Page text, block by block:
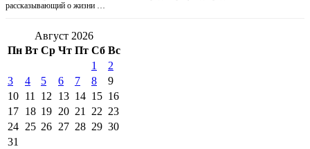
рассказывающий о жизни …
Август 2026
Пн Вт Ср Чт Пт Сб Вс
1
2
3
4 5 6 7 8
9
10 11 12 13 14 15 16
17 18 19 20 21 22 23
24 25 26 27 28 29 30
31